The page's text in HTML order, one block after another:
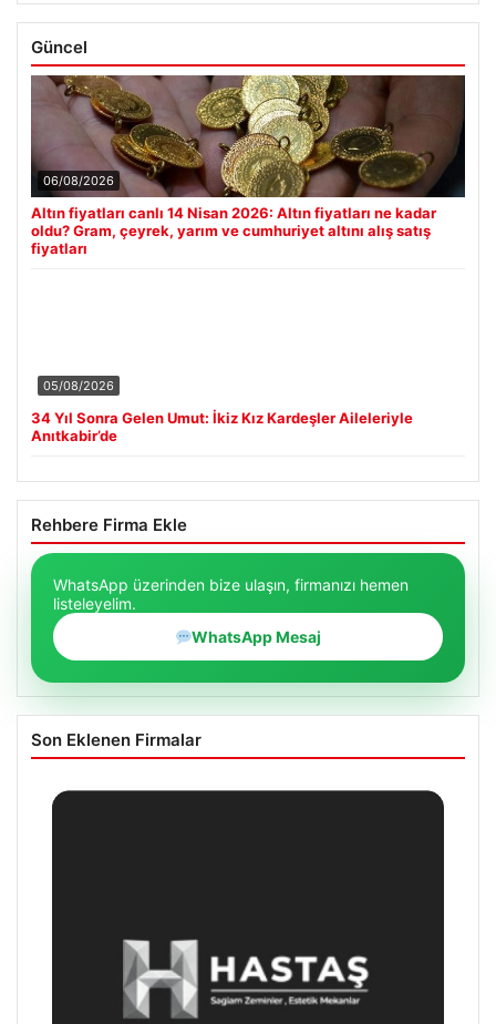
Güncel
06/08/2026
Altın fiyatları canlı 14 Nisan 2026: Altın fiyatları ne kadar
oldu? Gram, çeyrek, yarım ve cumhuriyet altını alış satış
fiyatları
05/08/2026
34 Yıl Sonra Gelen Umut: İkiz Kız Kardeşler Aileleriyle
Anıtkabir’de
Rehbere Firma Ekle
WhatsApp üzerinden bize ulaşın, firmanızı hemen
listeleyelim.
WhatsApp Mesaj
Son Eklenen Firmalar